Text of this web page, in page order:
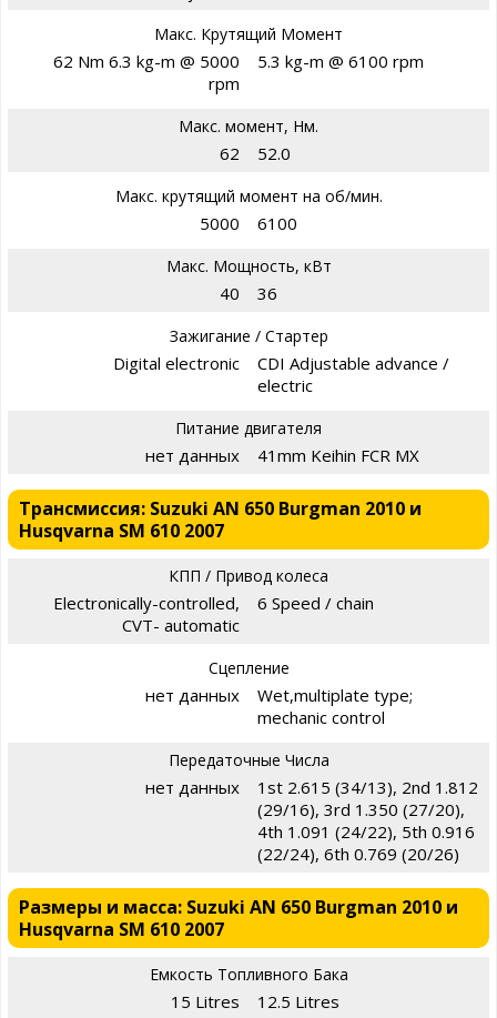
Макс. Крутящий Момент
62 Nm 6.3 kg-m @ 5000
rpm
5.3 kg-m @ 6100 rpm
Макс. момент, Нм.
62 52.0
Макс. крутящий момент на об/мин.
5000 6100
Макс. Мощность, кВт
40 36
Зажигание / Стартер
Digital electronic
CDI Adjustable advance /
electric
Питание двигателя
нет данных 41mm Keihin FCR MX
Трансмиссия: Suzuki AN 650 Burgman 2010 и
Husqvarna SM 610 2007
КПП / Привод колеса
Electronically-controlled,
CVT- automatic
6 Speed / chain
Сцепление
нет данных
Wet,multiplate type;
mechanic control
Передаточные Числа
нет данных
1st 2.615 (34/13), 2nd 1.812
(29/16), 3rd 1.350 (27/20),
4th 1.091 (24/22), 5th 0.916
(22/24), 6th 0.769 (20/26)
Размеры и масса: Suzuki AN 650 Burgman 2010 и
Husqvarna SM 610 2007
Емкость Топливного Бака
15 Litres 12.5 Litres